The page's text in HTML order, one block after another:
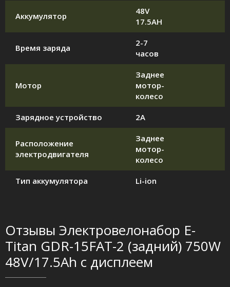
Аккумулятор
48V
17.5AH
Время заряда
2-7
часов
Мотор
Заднее
мотор-
колесо
Зарядное устройство 2А
Расположение
электродвигателя
Заднее
мотор-
колесо
Тип аккумулятора Li-ion
Отзывы Электровелонабор E-
Titan GDR-15FAT-2 (задний) 750W
48V/17.5Ah с дисплеем